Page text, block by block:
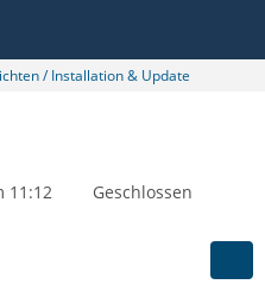
/ Installation & Update
11:12
Geschlossen